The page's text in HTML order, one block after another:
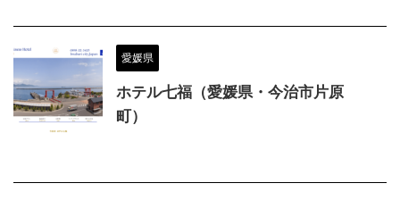
愛媛県
ホテル七福（愛媛県・今治市片原
町）